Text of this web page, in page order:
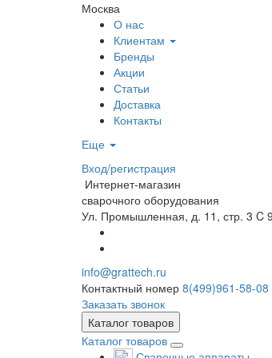
Москва
О нас
Клиентам
Бренды
Акции
Статьи
Доставка
Контакты
Еще
Вход/регистрация
Интернет-магазин
сварочного оборудования
Ул. Промышленная, д. 11, стр. 3 C
info@grattech.ru
Контактный номер 8(499)961-58-08
Заказать звонок
Каталог товаров
Каталог товаров